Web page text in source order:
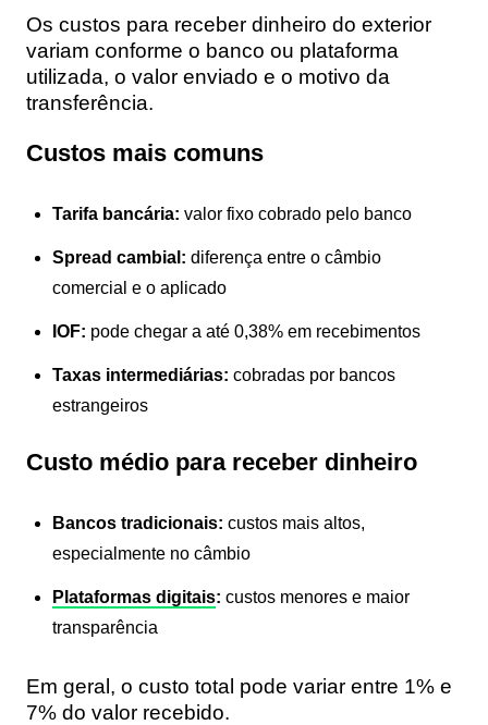
Os custos para receber dinheiro do exterior
variam conforme o banco ou plataforma
utilizada, o valor enviado e o motivo da
transferência.
Custos mais comuns
Tarifa bancária: valor fixo cobrado pelo banco
Spread cambial: diferença entre o câmbio
comercial e o aplicado
IOF: pode chegar a até 0,38% em recebimentos
Taxas intermediárias: cobradas por bancos
estrangeiros
Custo médio para receber dinheiro
Bancos tradicionais: custos mais altos,
especialmente no câmbio
Plataformas digitais: custos menores e maior
transparência
Em geral, o custo total pode variar entre 1% e
7% do valor recebido.